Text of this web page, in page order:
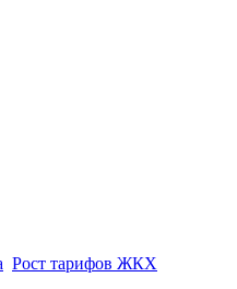
Рост тарифов ЖКХ